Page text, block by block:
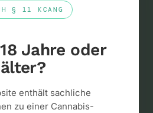
§ 11 KCANG
Jahre oder
älter?
enthält sachliche
zu einer Cannabis-
KONTAKT
uns.
persönlich, in der Regel
zu Bezug, Preisen oder
verbietet das KCanG.